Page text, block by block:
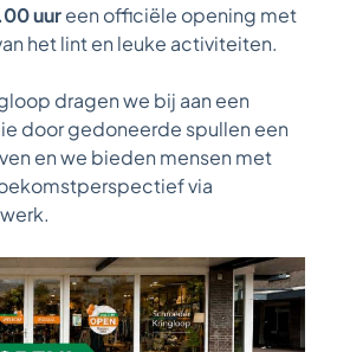
uureen officiële opening met
het lint en leuke activiteiten.
dragen we bij aan een
door gedoneerde spullen een
en we bieden mensen met
via